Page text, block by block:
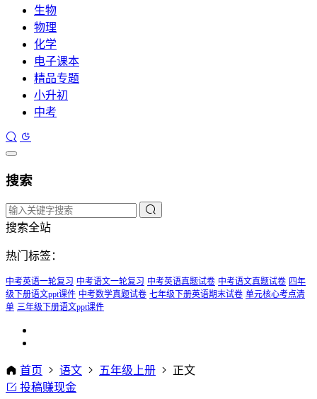
生物
物理
化学
电子课本
精品专题
小升初
中考
搜索
搜索全站
热门标签：
中考英语一轮复习 中考语文一轮复习 中考英语真题试卷 中考语文真题试卷 四年
级下册语文ppt课件 中考数学真题试卷 七年级下册英语期末试卷 单元核心考点清
单 三年级下册语文ppt课件
首页 语文 五年级上册
正文
投稿赚现金